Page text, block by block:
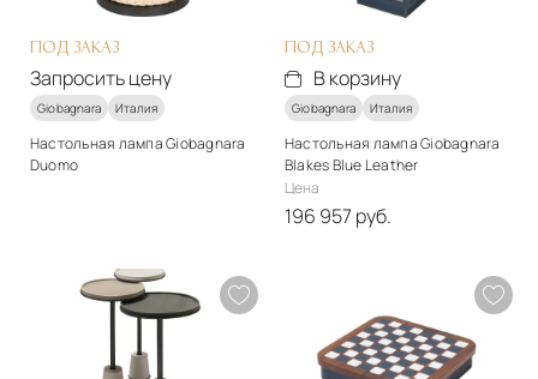
В корзину В корзину
ПОД ЗАКАЗ
Запросить цену
Giobagnara Италия
Настольная лампа Giobagnara
Duomo
Подробнее
Запросить цену
ПОД ЗАКАЗ
В корзину
Giobagnara Италия
Настольная лампа Giobagnara
Blakes Blue Leather
Цена
196 957 руб.
Натуральная кожа